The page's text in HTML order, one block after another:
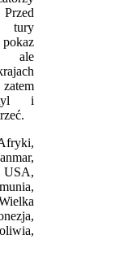
tury
pokaz
ale
i
USA,